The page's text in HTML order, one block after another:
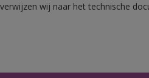
wij naar het technische